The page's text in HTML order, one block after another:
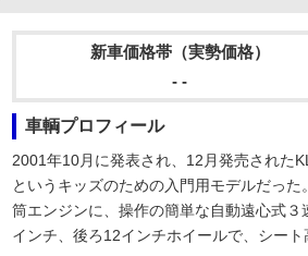
新車価格帯（実勢価格）
- -
車輌プロフィール
2001年10月に発表され、12月発売された
というキッズのための入門用モデルだっ
筒エンジンに、操作の簡単な自動遠心式
インチ、後ろ12インチホイールで、シー